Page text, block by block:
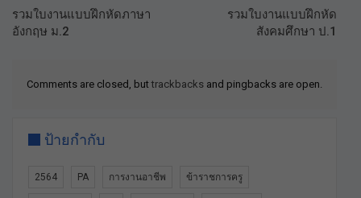
รวมใบงานแบบฝึกหัดภาษา
อังกฤษ ม.2
รวมใบงานแบบฝึกหัด
สังคมศึกษา ป.1
Comments are closed, buttrackbacks and pingbacks are open.
ป้ายกำกับ
2564 PA การงานอาชีพ ข้าราชการครู